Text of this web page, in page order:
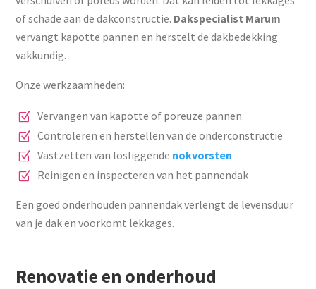
of schade aan de dakconstructie. Dakspecialist Marum
vervangt kapotte pannen en herstelt de dakbedekking
vakkundig.
Onze werkzaamheden:
Vervangen van kapotte of poreuze pannen
Controleren en herstellen van de onderconstructie
Vastzetten van losliggende nokvorsten
Reinigen en inspecteren van het pannendak
Een goed onderhouden pannendak verlengt de levensduur
van je dak en voorkomt lekkages.
Renovatie en onderhoud